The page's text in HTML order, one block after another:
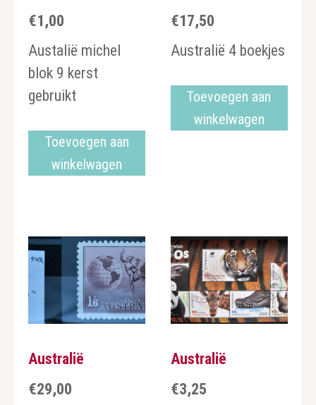
€1,00
Austalië michel
blok 9 kerst
gebruikt
Toevoegen aan
winkelwagen
€17,50
Australië 4 boekjes
Toevoegen aan
winkelwagen
Australië
€29,00
Australië
€3,25